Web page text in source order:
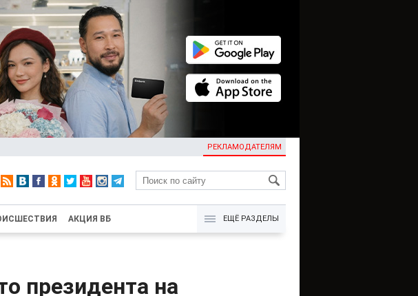
РЕКЛАМОДАТЕЛЯМ
KG
АКЦИЯ ВБ ЕЩЁ РАЗДЕЛЫ
президента на